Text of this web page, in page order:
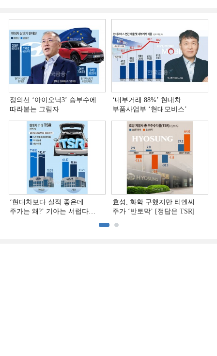
정의선 ‘아이오닉3ʼ 승부수에
따라붙는 그림자
‘내부거래 88%ʼ 현대차
부품사업부 ‘현대모비스ʼ
‘현대차보다 실적 좋은데
주가는 왜?ʼ 기아는 서럽다
효성, 화학 구했지만 티엔씨
주가 ‘반토막’ [정답은 TSR]